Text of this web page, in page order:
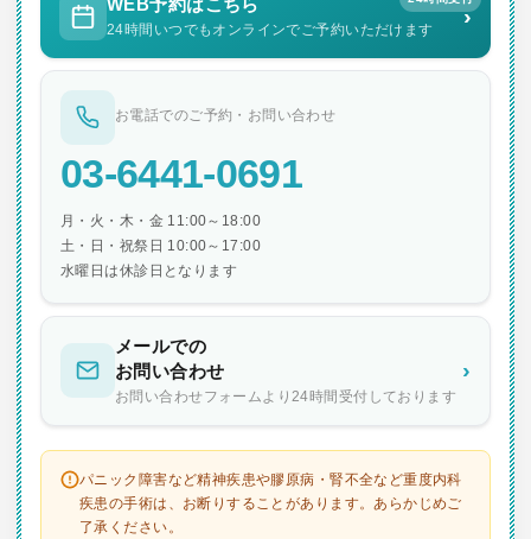
24時間いつでもオンラインでご予約いただけます ›
お電話でのご予約・お問い合わせ
03-6441-0691
月・火・木・金 11:00～18:00
土・日・祝祭日 10:00～17:00
水曜日は休診日となります
メールでの
お問い合わせ
お問い合わせフォームより24時間受付しております
›
パニック障害など精神疾患や膠原病・腎不全など重度内科
疾患の手術は、お断りすることがあります。あらかじめご
了承ください。